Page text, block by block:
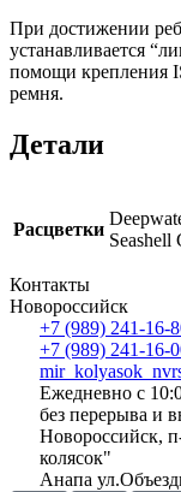
При достижении
устанавливается
помощи крепления
ремня.
Детали
Расцветки
Seashell
Контакты
Новороссийск
+7 (989) 241-16-
+7 (989) 241-16-
Ежедневно с
без перерыва и
Новороссийск,
колясок"
Анапа